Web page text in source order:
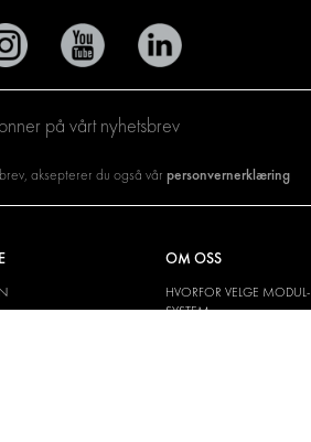
på vårt nyhetsbrev
aksepterer du også vår personvernerklæring
OM OSS
HVORFOR VELGE MODUL-
SYSTEM